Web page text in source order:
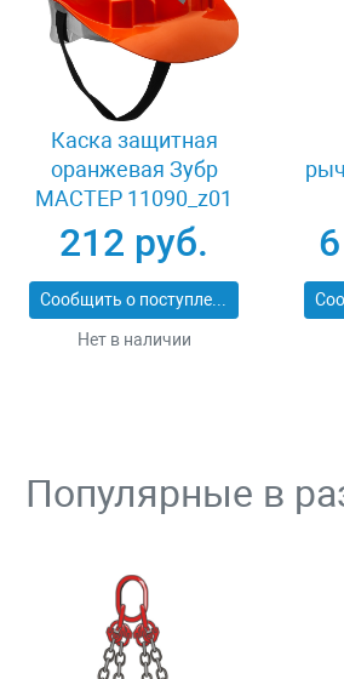
Каска защитная
оранжевая Зубр
МАСТЕР 11090_z01
212 руб.
Сообщить о поступлении
Нет в наличии
Популярные в